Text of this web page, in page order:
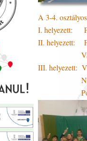
A 3-4.
I. helyezett:
II. helyezett:
III. helyezett: